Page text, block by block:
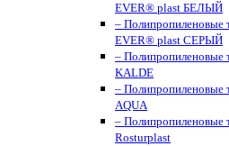
EVER® plast БЕЛЫЙ
– Полипропиленовые
EVER® plast СЕРЫЙ
– Полипропиленовые
KALDE
– Полипропиленовые
AQUA
– Полипропиленовые
Rosturplast